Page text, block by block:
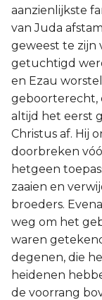
aanzienlijkste
van Juda
geweest te zijn
getuchtigd
en Ezau
geboorterecht,
altijd het eerst
Christus af. Hij
doorbreken
hetgeen
zaaien en
broeders.
weg om het
waren
degenen, die
heidenen
de voorrang